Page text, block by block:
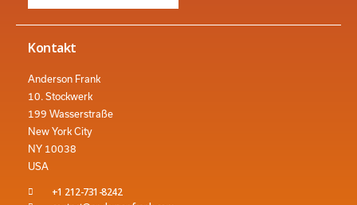
Kontakt
Anderson Frank
10. Stockwerk
199 Wasserstraße
New York City
NY 10038
USA
+1 212-731-8242